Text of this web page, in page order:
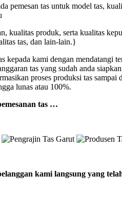
pemesan tas untuk model tas,
kualitas produk, serta kualitas
tas, dan lain-lain.}
kepada kami dengan
tas yang sudah anda
proses produksi tas sampai
lunas atau 100%.
tas …
kami langsung yang